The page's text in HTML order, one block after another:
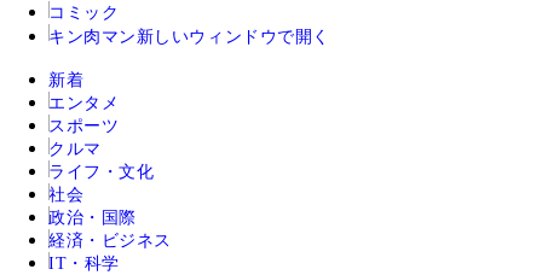
コミック
キン肉マン 新しいウィンドウで開く
新着
エンタメ
スポーツ
クルマ
ライフ・文化
社会
政治・国際
経済・ビジネス
IT・科学